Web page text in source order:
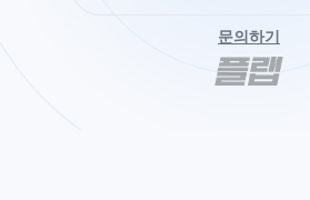
문의하기